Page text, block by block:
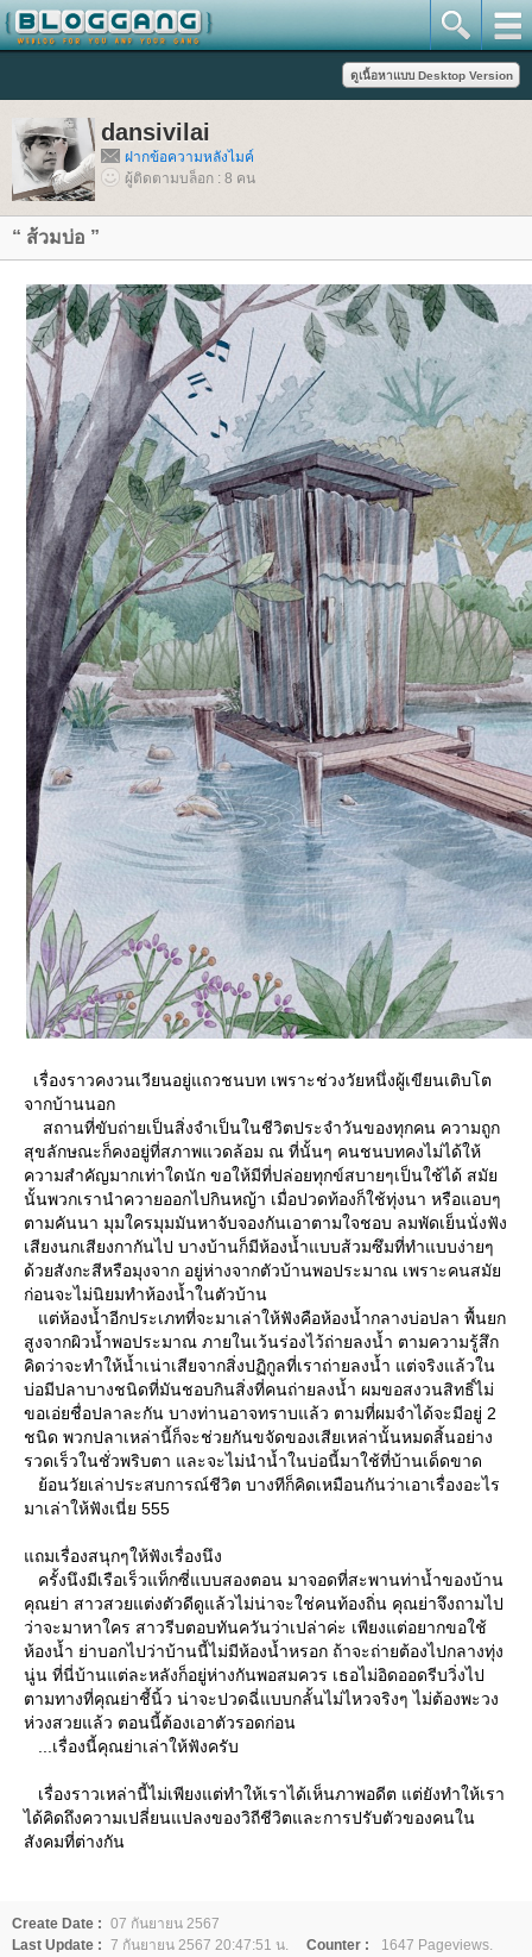
dansivilai
ฝากข้อความหลังไมค์
ผู้ติดตามบล็อก : 8 คน
“ ส้วมบ่อ ”
เรื่องราวคงวนเวียนอยู่แถวชนบท เพราะช่วงวัยหนึ่งผู้เขียนเติบโต
จากบ้านนอก
สถานที่ขับถ่ายเป็นสิ่งจำเป็นในชีวิตประจำวันของทุกคน ความถูก
สุขลักษณะก็คงอยู่ที่สภาพแวดล้อม ณ ที่นั้นๆ คนชนบทคงไม่ได้ให้
ความสำคัญมากเท่าใดนัก ขอให้มีที่ปล่อยทุกข์สบายๆเป็นใช้ได้ สมั
นั้นพวกเรานำควายออกไปกินหญ้า เมื่อปวดท้องก็ใช้ทุ่งนา หรือแอบๆ
ตามคันนา มุมใครมุมมันหาจับจองกันเอาตามใจชอบ ลมพัดเย็นนั่งฟัง
เสียงนกเสียงกากันไป บางบ้านก็มีห้องน้ำแบบส้วมซึมที่ทำแบบง่ายๆ
ด้วยสังกะสีหรือมุงจาก อยู่ห่างจากตัวบ้านพอประมาณ เพราะคนสมั
ก่อนจะไม่นิยมทำห้องน้ำในตัวบ้าน
ต่ห้องน้ำอีกประเภทที่จะมาเล่าให้ฟังคือห้องน้ำกลางบ่อปลา พื้นยก
สูงจากผิวน้ำพอประมาณ ภายในเว้นร่องไว้ถ่ายลงน้ำ ตามความรู้สึก
คิดว่าจะทำให้น้ำเน่าเสียจากสิ่งปฏิกูลที่เราถ่ายลงน้ำ แต่จริงแล้วใน
บ่อมีปลาบางชนิดที่มันชอบกินสิ่งที่คนถ่ายลงน้ำ ผมขอสงวนสิทธิ์ไม่
ขอเอ่ยชื่อปลาละกัน บางท่านอาจทราบแล้ว ตามที่ผมจำได้จะมีอยู่ 2
ชนิด พวกปลาเหล่านี้ก็จะช่วยกันขจัดของเสียเหล่านั้นหมดสิ้นอย่าง
รวดเร็วในชั่วพริบตา และจะไม่นำน้ำในบ่อนี้มาใช้ที่บ้านเด็ดขาด
้อนวัยเล่าประสบการณ์ชีวิต บางทีก็คิดเหมือนกันว่าเอาเรื่องอะไร
มาเล่าให้ฟังเนี่ย 555
ถมเรื่องสนุกๆให้ฟังเรื่องนึง
ครั้งนึงมีเรือเร็วแท็กซี่แบบสองตอน มาจอดที่สะพานท่าน้ำของบ้าน
คุณย่า สาวสวยแต่งตัวดีดูแล้วไม่น่าจะใช่คนท้องถิ่น คุณย่าจึงถามไป
ว่าจะมาหาใคร สาวรีบตอบทันควันว่าเปล่าค่ะ เพียงแต่อยากขอใช้
ห้องน้ำ ย่าบอกไปว่าบ้านนี้ไม่มีห้องน้ำหรอก ถ้าจะถ่ายต้องไปกลางทุ่ง
นู่น ที่นี่บ้านแต่ละหลังก็อยู่ห่างกันพอสมควร เธอไม่อิดออดรีบวิ่งไป
ตามทางที่คุณย่าชี้นิ้ว น่าจะปวดฉี่แบบกลั้นไม่ไหวจริงๆ ไม่ต้องพะวง
ห่วงสวยแล้ว ตอนนี้ต้องเอาตัวรอดก่อน
...เรื่องนี้คุณย่าเล่าให้ฟังครับ
เรื่องราวเหล่านี้ไม่เพียงแต่ทำให้เราได้เห็นภาพอดีต แต่ยังทำให้เรา
ได้คิดถึงความเปลี่ยนแปลงของวิถีชีวิตและการปรับตัวของคนใน
สังคมที่ต่างกัน
Create Date : 07 กันยายน 2567
Last Update : 7 กันยายน 2567 20:47:51 น. Counter :
1647 Pageviews.